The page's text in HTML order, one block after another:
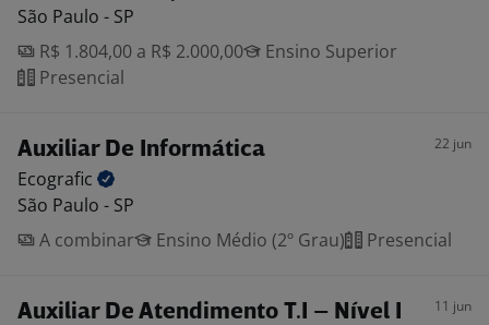
São Paulo - SP
R$ 1.804,00 a R$ 2.000,00
Ensino Superior
Presencial
Auxiliar De Informática 22 jun
Ecografic
São Paulo - SP
A combinar
Ensino Médio (2º Grau) Presencial
Auxiliar De Atendimento T.I – Nível I 11 jun